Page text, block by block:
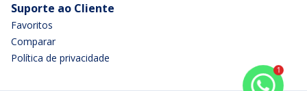
Suporte ao Cliente
Favoritos
Comparar
Política de privacidade
1